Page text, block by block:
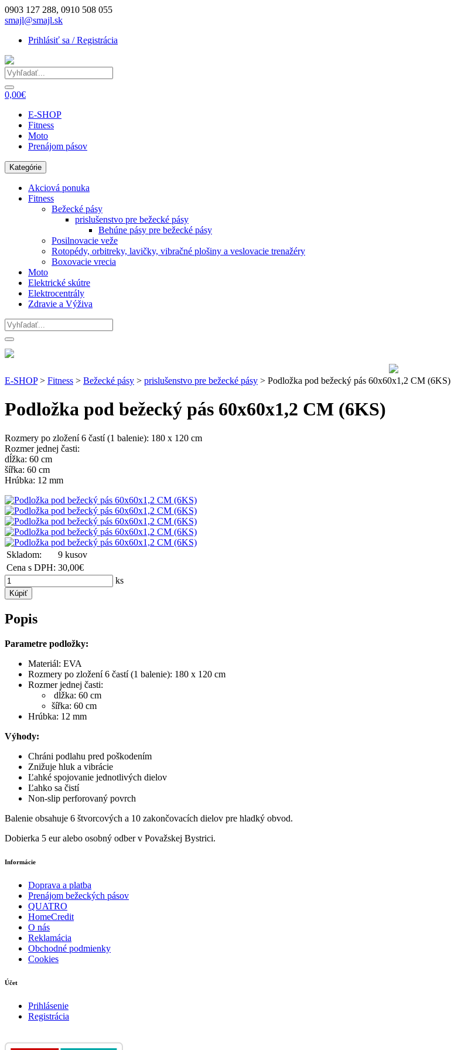
0903 127 288, 0910 508 055
smajl@smajl.sk
Prihlásiť sa / Registrácia
0,00€
E-SHOP
Fitness
Moto
Prenájom pásov
Kategórie
Akciová ponuka
Fitness
Bežecké pásy
prislušenstvo pre bežecké pásy
Behúne pásy pre bežecké pásy
Posilnovacie veže
Rotopédy, orbitreky, lavičky, vibračné plošiny a veslovacie trenažéry
Boxovacie vrecia
Moto
Elektrické skútre
Elektrocentrály
Zdravie a Výživa
E-SHOP> Fitness > Bežecké pásy > prislušenstvo pre bežecké pásy > Podložka pod bežecký pás 60x60x1,2 CM (6KS)
Podložka pod bežecký pás 60x60x1,2 CM (6KS)
Rozmery po zložení 6 častí (1 balenie): 180 x 120 cm
Rozmer jednej časti:
dĺžka: 60 cm
šířka: 60 cm
Hrúbka: 12 mm
Skladom:
9 kusov
Cena s DPH: 30,00€
ks
Kúpiť
Popis
Parametre podložky:
Materiál: EVA
Rozmery po zložení 6 častí (1 balenie): 180 x 120 cm
Rozmer jednej časti:
dĺžka: 60 cm
šířka: 60 cm
Hrúbka: 12 mm
Výhody:
Chráni podlahu pred poškodením
Znižuje hluk a vibrácie
Ľahké spojovanie jednotlivých dielov
Ľahko sa čistí
Non-slip perforovaný povrch
Balenie obsahuje 6 štvorcových a 10 zakončovacích dielov pre hladký obvod.
Dobierka 5 eur alebo osobný odber v Považskej Bystrici.
Informácie
Doprava a platba
Prenájom bežeckých pásov
QUATRO
HomeCredit
O nás
Reklamácia
Obchodné podmienky
Cookies
Účet
Prihlásenie
Registrácia